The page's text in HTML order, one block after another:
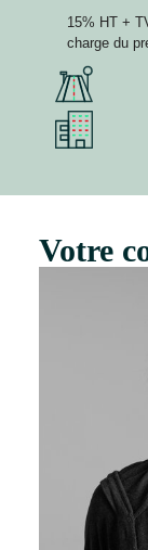
15% HT +
charge du
Votre